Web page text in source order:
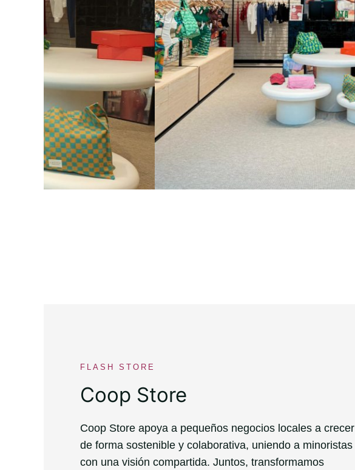
FLASH STORE
Coop Store
Coop Store apoya a pequeños negocios locales a crecer
de forma sostenible y colaborativa, uniendo a minoristas
con una visión compartida. Juntos, transformamos